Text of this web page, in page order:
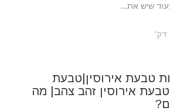
שיש את...
טבעת אירוסין|טבעת
אירוסין זהב צהב| מה